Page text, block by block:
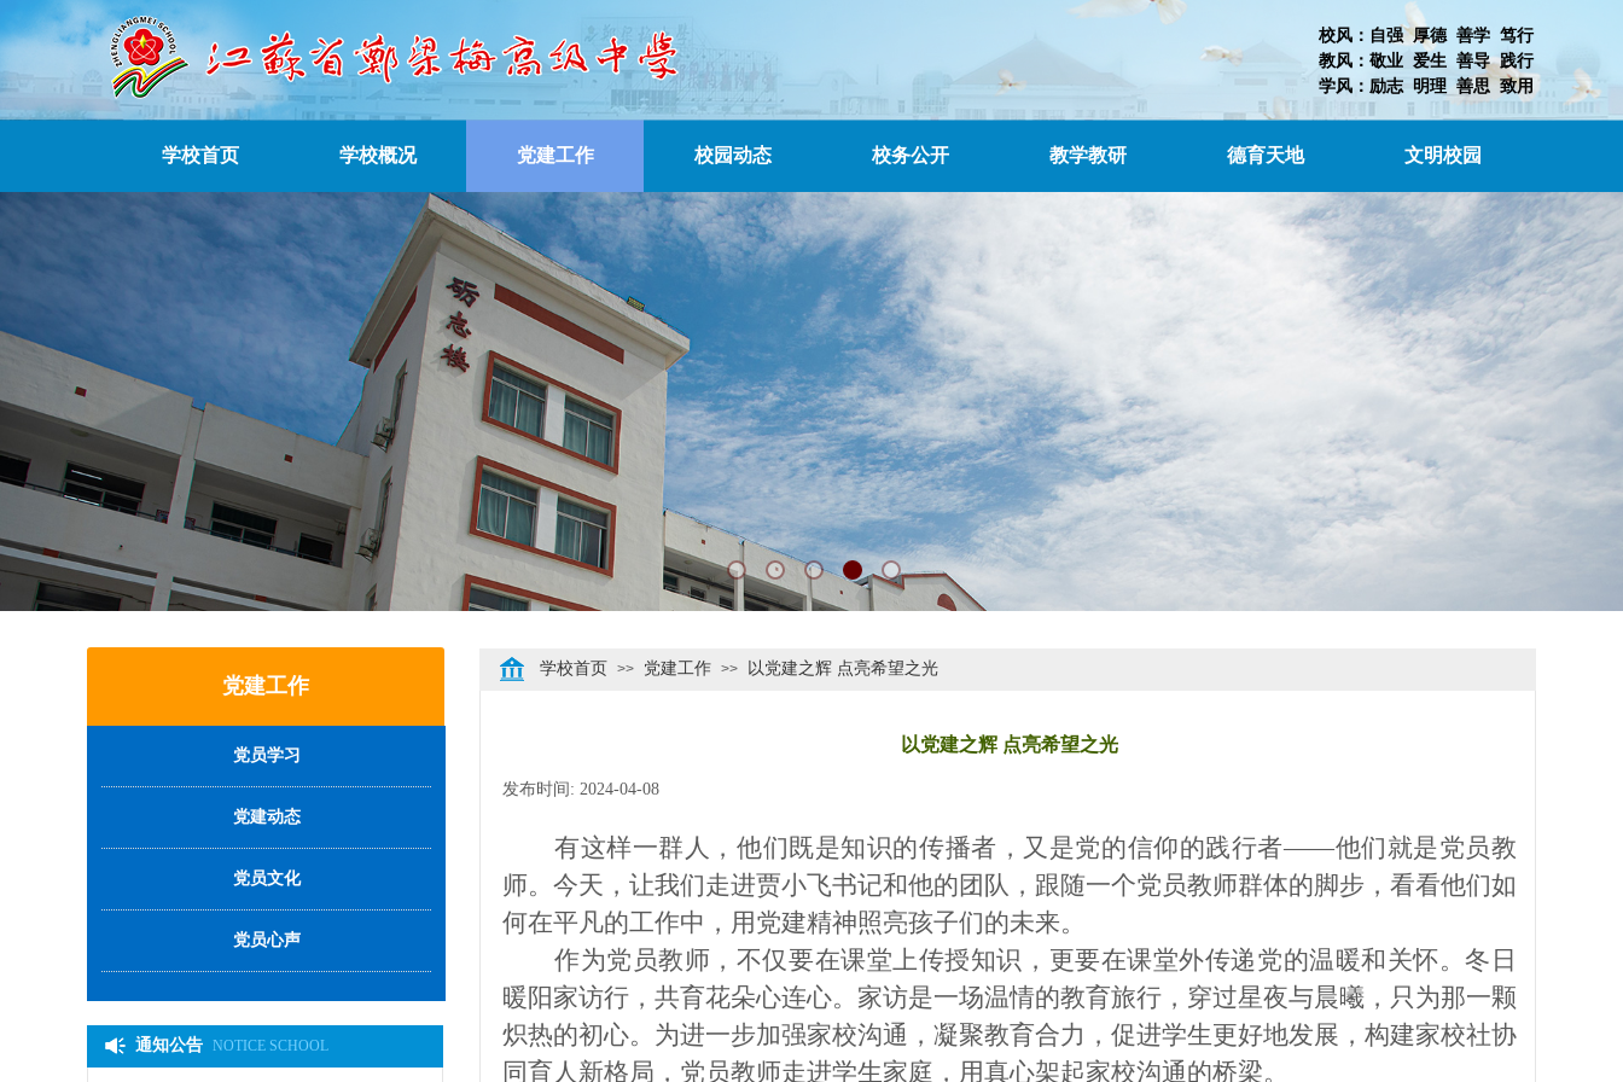
校风：自强 厚德 善学 笃行
教风：敬业 爱生 善导 践行
学风：励志 明理 善思 致用
学校首页 学校概况 党建工作 校园动态 校务公开 教学教研 德育天地 文明校园
党建工作
以党建之辉 点亮希望之光
发布时间: 2024-04-08
有这样一群人，他们既是知识的传播者，又是党的信仰的践行者——他们就是党员教
师。今天，让我们走进贾小飞书记和他的团队， 跟随一个党员教师群体的脚步，看看他们如
何在平凡的工作中，用党建精神照亮孩子们的未来。
作为党员教师，不仅要在课堂上传授知识，更要在课堂外传递党的温暖和关怀。冬日
暖阳家访行，共育花朵心连心。家访是一场温情的教育旅行，穿过星夜与晨曦，只为那一颗
炽热的初心。为进一步加强家校沟通，凝聚教育合力，促进学生更好地发展，构建家校社协
同育人新格局 ， 党员教师走进学生家庭，用真心架起家校沟通的桥梁。
学校首页 >> 党建工作 >> 以党建之辉 点亮希望之光
党员学习
党建动态
党员文化
党员心声
通知公告 NOTICE SCHOOL